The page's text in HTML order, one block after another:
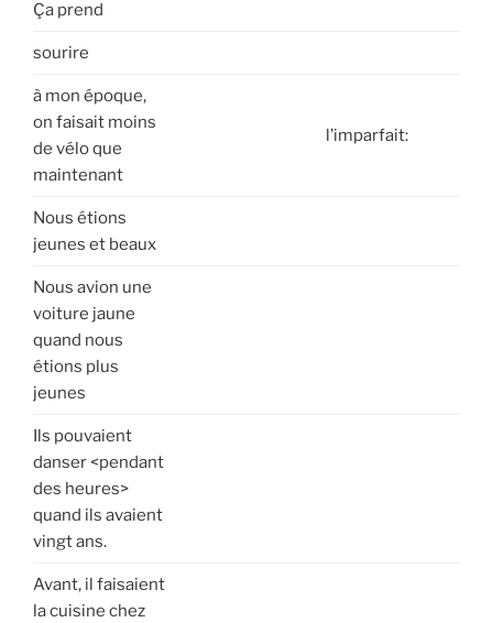
Ça prend
sourire
à mon époque,
on faisait moins
de vélo que
maintenant
l’imparfait:
Nous étions
jeunes et beaux
Nous avion une
voiture jaune
quand nous
étions plus
jeunes
Ils pouvaient
danser <pendant
des heures>
quand ils avaient
vingt ans.
Avant, il faisaient
la cuisine chez